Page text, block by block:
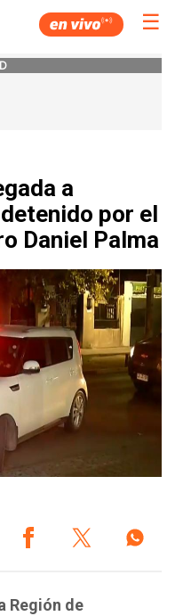
☰
a
por el
Daniel Palma
Región de